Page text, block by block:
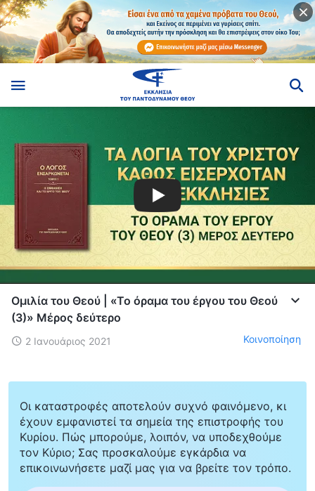
Ομιλία του Θεού | «Το όραμα του έργου του Θεού
(3)» Μέρος δεύτερο
2 Ιανουάριος 2021 Κοινοποίηση
Οι καταστροφές αποτελούν συχνό φαινόμενο, κι
έχουν εμφανιστεί τα σημεία της επιστροφής του
Κυρίου. Πώς μπορούμε, λοιπόν, να υποδεχθούμε
τον Κύριο; Σας προσκαλούμε εγκάρδια να
επικοινωνήσετε μαζί μας για να βρείτε τον τρόπο.